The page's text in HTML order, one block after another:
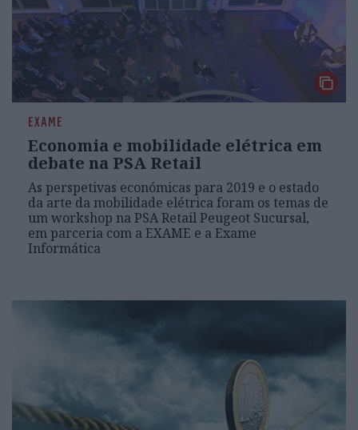
EXAME
Economia e mobilidade elétrica em
debate na PSA Retail
As perspetivas económicas para 2019 e o estado
da arte da mobilidade elétrica foram os temas de
um workshop na PSA Retail Peugeot Sucursal,
em parceria com a EXAME e a Exame
Informática